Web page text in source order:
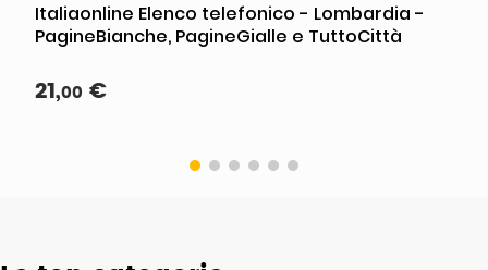
Italiaonline Elenco telefonico - Lombardia -
PagineBianche, PagineGialle e TuttoCittà
21,00 €